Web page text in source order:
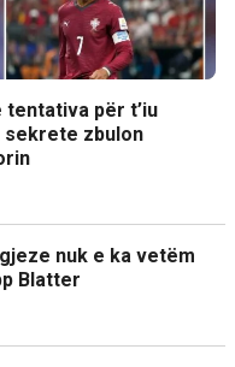
për t’iu
sekrete zbulon
nuk e ka vetëm
Blatter